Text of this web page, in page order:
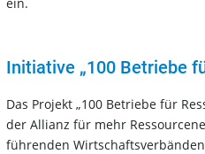
Initiative „100 Betriebe
Das Projekt „100 Betriebe für
der Allianz für mehr
führenden